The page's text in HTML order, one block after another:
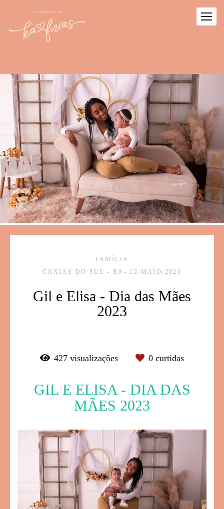
FAMÍLIA
CAXIAS DO SUL - RS
12/MAIO/2023
Gil e Elisa - Dia das Mães
2023
427 visualizações 0 curtidas
GIL E ELISA - DIA DAS
MÃES 2023